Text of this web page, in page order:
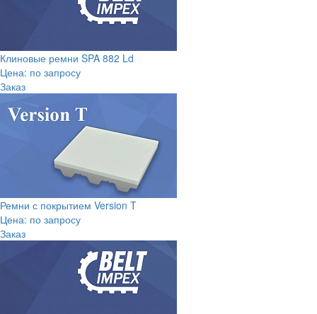
Клиновые ремни SPA 882 Ld
Цена: по запросу
Заказ
Ремни с покрытием Version T
Цена: по запросу
Заказ